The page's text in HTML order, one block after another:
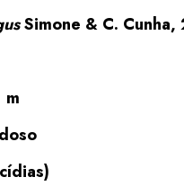
Simone & C. Cunha,
m